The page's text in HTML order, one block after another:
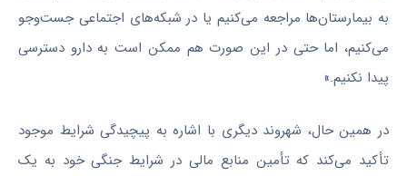
به بیمارستان‌ها مراجعه می‌کنیم یا در شبکه‌های اجتماعی جست‌وجو
می‌کنیم، اما حتی در این صورت هم ممکن است به دارو دسترسی
پیدا نکنیم.»
در همین حال، شهروند دیگری با اشاره به پیچیدگی شرایط موجود
تأکید می‌کند که تأمین منابع مالی در شرایط جنگی خود به یک